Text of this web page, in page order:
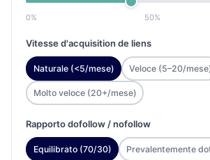
0% 50%
Vitesse d'acquisition de liens
Naturale (<5/mese) Veloce (5–20/
Molto veloce (20+/mese)
Rapporto dofollow / nofollow
Equilibrato (70/30) Prevalentemente